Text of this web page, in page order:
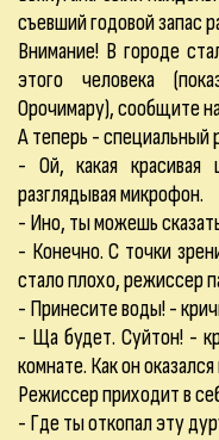
съевший годовой запас
Внимание! В городе
этого человека
Орочимару), сообщите
А теперь - специальный
- Ой, какая красивая
разглядывая микрофон.
- Ино, ты можешь
- Конечно. С точки
стало плохо, режиссер
- Принесите воды! -
- Ща будет. Суйтон! -
комнате. Как он
Режиссер приходит в
- Где ты откопал эту